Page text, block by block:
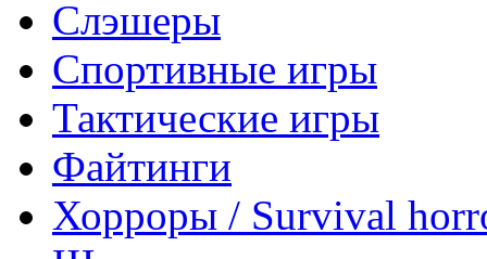
Слэшеры
Спортивные игры
Тактические игры
Файтинги
Хорроры / Survival